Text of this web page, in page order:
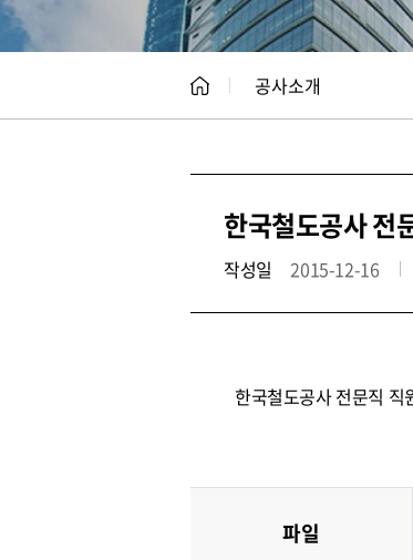
공사소개
한국철도공사 전
작성일 2015-12-16
한국철도공사 전문직 직
파일